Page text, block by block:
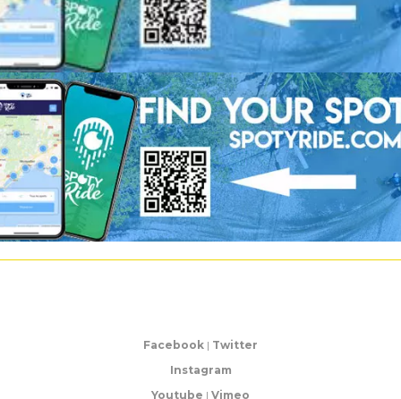
Facebook | Twitter
Instagram
Youtube | Vimeo